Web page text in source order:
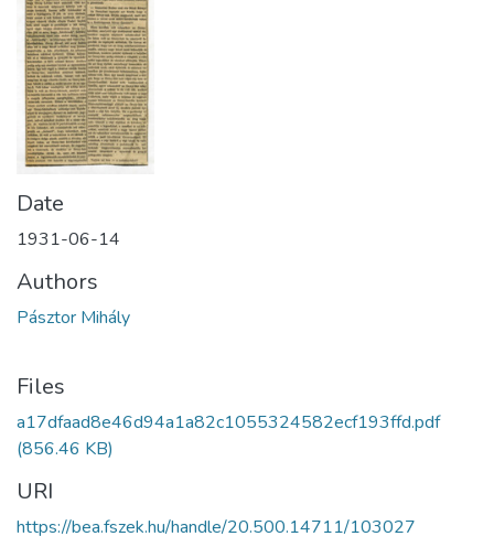
Date
1931-06-14
Authors
Pásztor Mihály
Files
a17dfaad8e46d94a1a82c1055324582ecf193ffd.pdf
(856.46 KB)
URI
https://bea.fszek.hu/handle/20.500.14711/103027